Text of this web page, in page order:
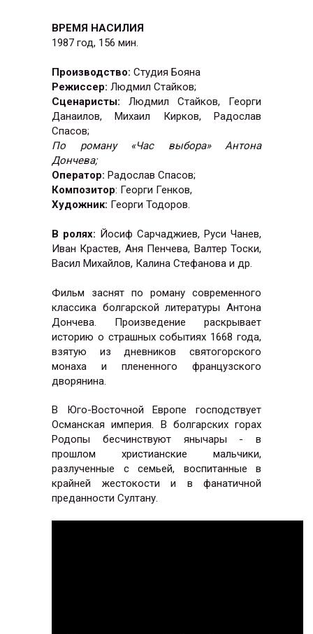
ВРЕМЯ НАСИЛИЯ
1987 год, 156 мин.
Производство: Студия Бояна
Режиссер: Людмил Стайков;
Сценаристы: Людмил Стайков, Георги
Данаилов, Михаил Кирков, Радослав
Спасов;
По роману «Час выбора» Антона
Дончева;
Оператор: Радослав Спасов;
Композитор: Георги Генков,
Художник: Георги Тодоров.
В ролях: Йосиф Сарчаджиев, Руси Чанев,
Иван Крастев, Аня Пенчева, Валтер Тоски,
Васил Михайлов, Калина Стефанова и др.
Фильм заснят по роману современного
классика болгарской литературы Антона
Дончева. Произведение раскрывает
историю о страшных событиях 1668 года,
взятую из дневников святогорского
монаха и плененного французского
дворянина.
В Юго-Восточной Европе господствует
Османская империя. В болгарских горах
Родопы бесчинствуют янычары - в
прошлом христианские мальчики,
разлученные с семьей, воспитанные в
крайней жестокости и в фанатичной
преданности Султану.